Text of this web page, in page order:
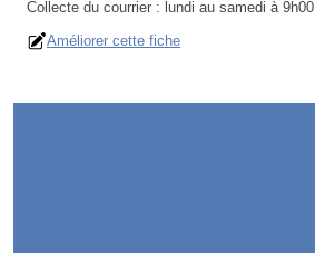
Collecte du courrier : lundi au samedi à 9h00
Améliorer cette fiche